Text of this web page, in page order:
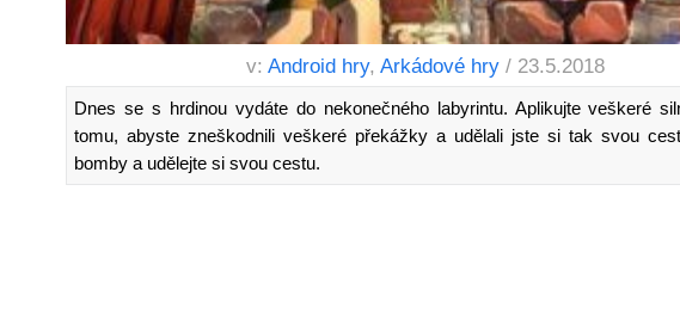
v: Android hry, Arkádové hry / 23.5.2018
Dnes se s hrdinou vydáte do nekonečného labyrintu. Aplikujte veškeré
tomu, abyste zneškodnili veškeré překážky a udělali jste si tak svou
bomby a udělejte si svou cestu.